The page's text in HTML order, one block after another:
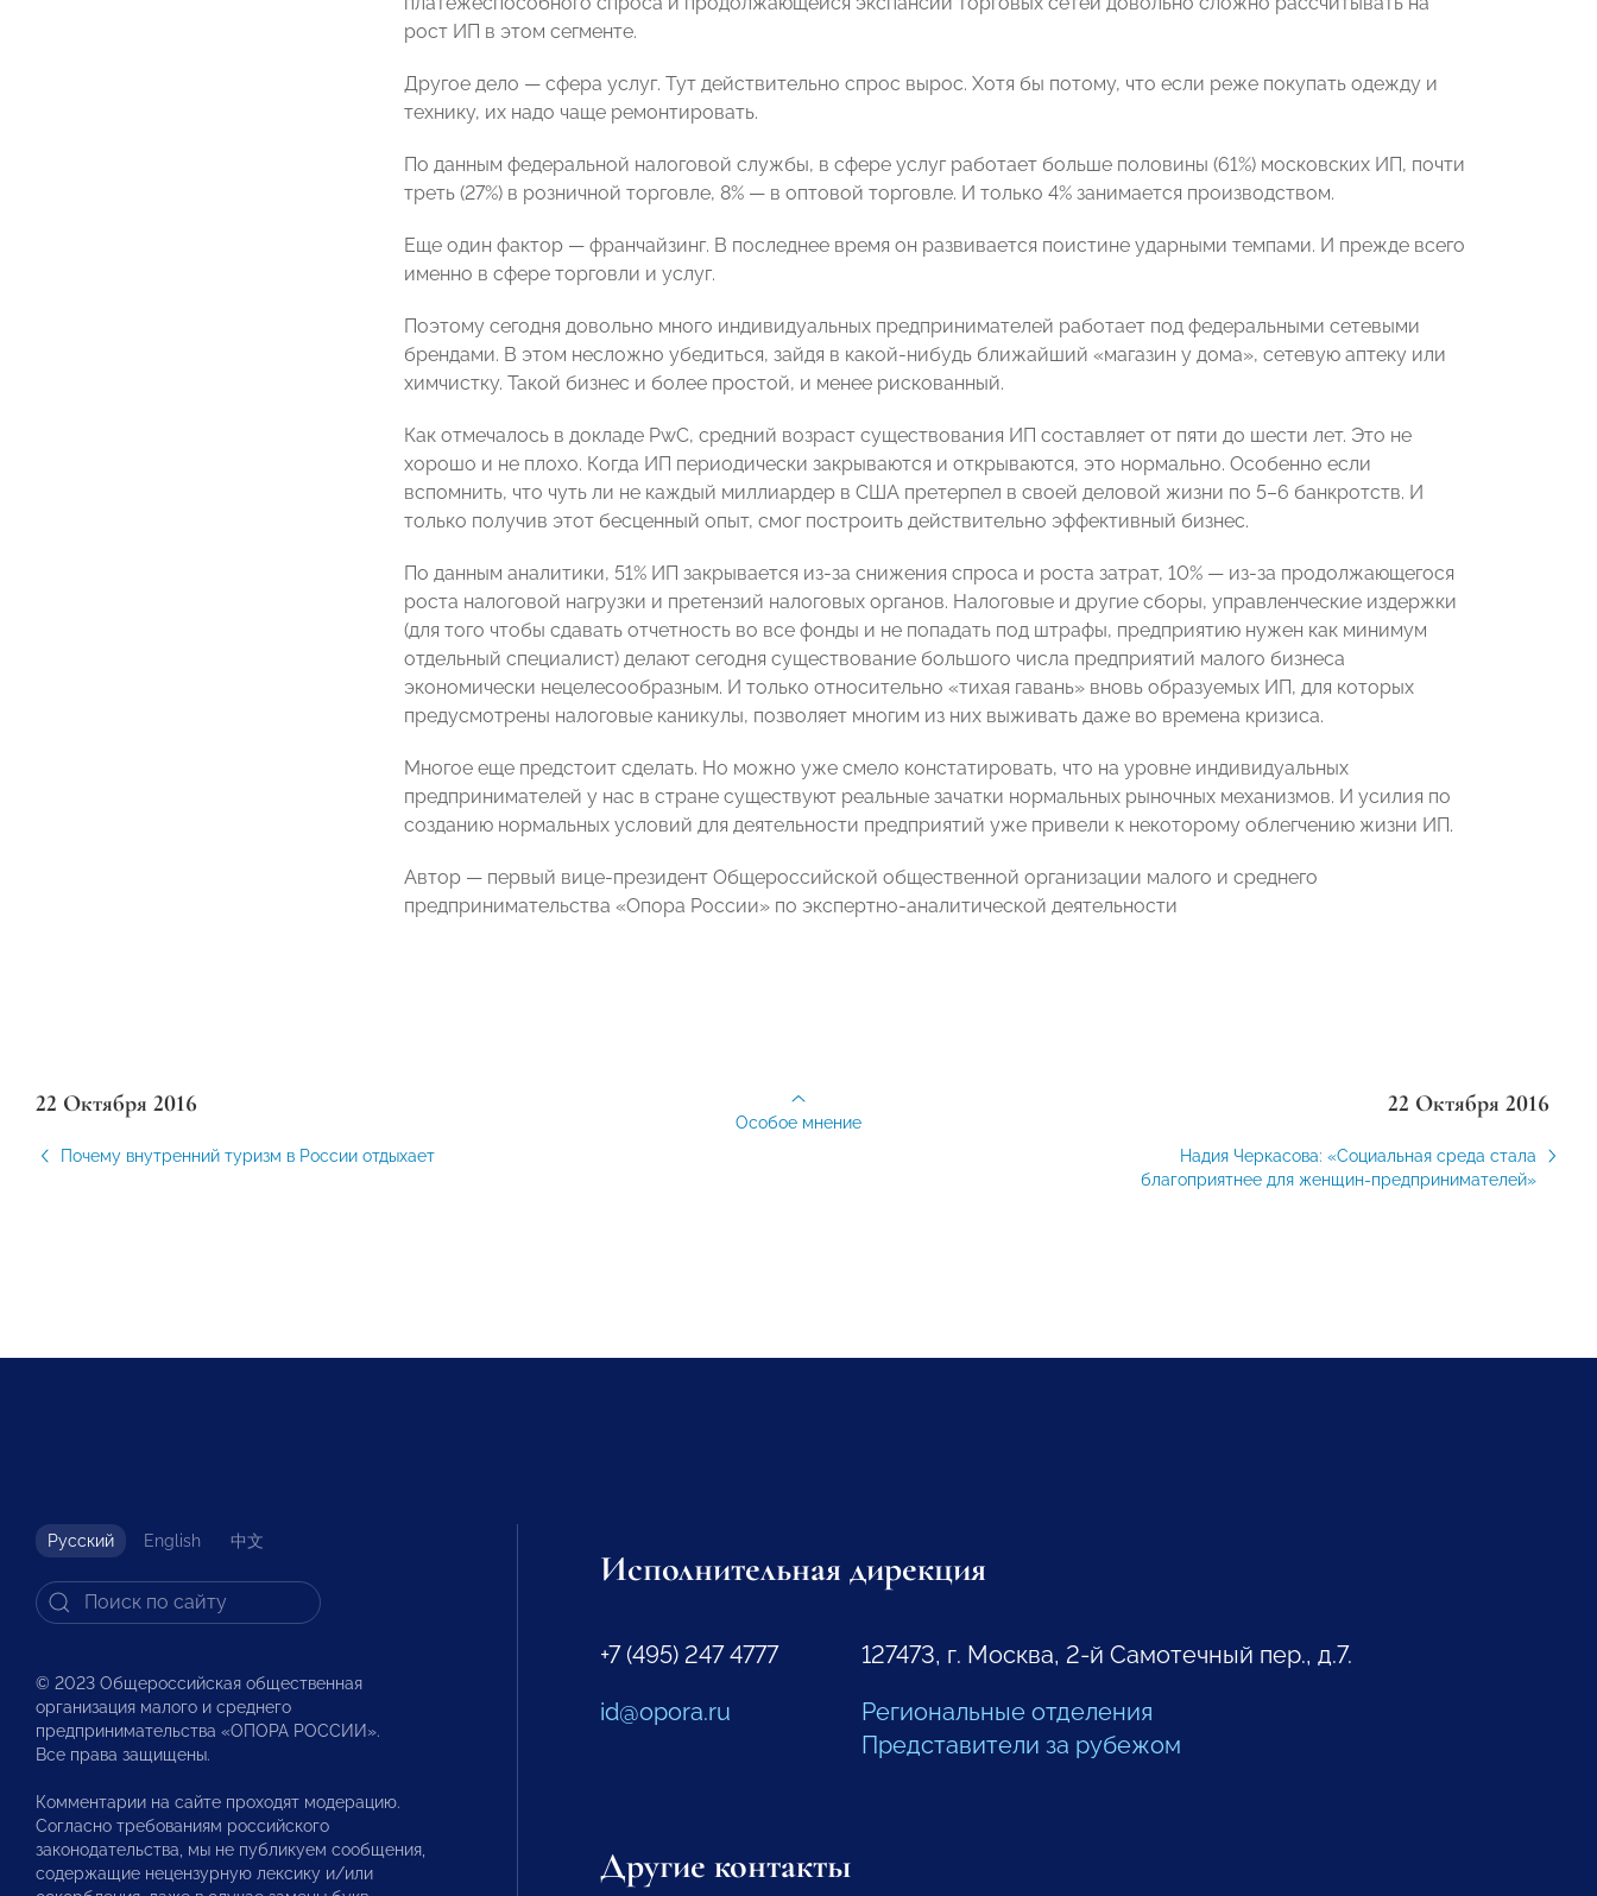
рост ИП в этом сегменте.
Другое дело — сфера услуг. Тут действительно спрос вырос. Хотя бы потому, что если реже покупать одежду и
технику, их надо чаще ремонтировать.
По данным федеральной налоговой службы, в сфере услуг работает больше половины (61%) московских ИП, почти
треть (27%) в розничной торговле, 8% — в оптовой торговле. И только 4% занимается производством.
Еще один фактор — франчайзинг. В последнее время он развивается поистине ударными темпами. И прежде всего
именно в сфере торговли и услуг.
Поэтому сегодня довольно много индивидуальных предпринимателей работает под федеральными сетевыми
брендами. В этом несложно убедиться, зайдя в какой-нибудь ближайший «магазин у дома», сетевую аптеку или
химчистку. Такой бизнес и более простой, и менее рискованный.
Как отмечалось в докладе PwC, средний возраст существования ИП составляет от пяти до шести лет. Это не
хорошо и не плохо. Когда ИП периодически закрываются и открываются, это нормально. Особенно если
вспомнить, что чуть ли не каждый миллиардер в США претерпел в своей деловой жизни по 5–6 банкротств. И
только получив этот бесценный опыт, смог построить действительно эффективный бизнес.
По данным аналитики, 51% ИП закрывается из-за снижения спроса и роста затрат, 10% — из-за продолжающегося
роста налоговой нагрузки и претензий налоговых органов. Налоговые и другие сборы, управленческие издержки
(для того чтобы сдавать отчетность во все фонды и не попадать под штрафы, предприятию нужен как минимум
отдельный специалист) делают сегодня существование большого числа предприятий малого бизнеса
экономически нецелесообразным. И только относительно «тихая гавань» вновь образуемых ИП, для которых
предусмотрены налоговые каникулы, позволяет многим из них выживать даже во времена кризиса.
Многое еще предстоит сделать. Но можно уже смело констатировать, что на уровне индивидуальных
предпринимателей у нас в стране существуют реальные зачатки нормальных рыночных механизмов. И усилия по
созданию нормальных условий для деятельности предприятий уже привели к некоторому облегчению жизни ИП.
Автор — первый вице-президент Общероссийской общественной организации малого и среднего
предпринимательства «Опора России» по экспертно-аналитической деятельности
22 Октября 2016
Почему внутренний туризм в России отдыхает
22 Октября 2016
Надия Черкасова: «Социальная среда стала
благоприятнее для женщин-предпринимателей»
Особое мнение
Русский English 中文
© 2023 Общероссийская общественная
организация малого и среднего
предпринимательства «ОПОРА РОССИИ».
Все права защищены.
Комментарии на сайте проходят модерацию.
Согласно требованиям российского
законодательства, мы не публикуем сообщения,
содержащие нецензурную лексику и/или
Исполнительная дирекция
+7 (495) 247 4777
id@opora.ru
127473, г. Москва, 2-й Самотечный пер., д.7.
Региональные отделения
Представители за рубежом
Другие контакты